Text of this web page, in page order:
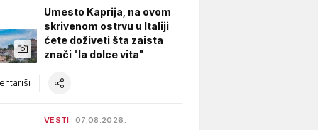
Umesto Kaprija, na ovom
skrivenom ostrvu u Italiji
ćete doživeti šta zaista
znači "la dolce vita"
VESTI 07.08.2026.